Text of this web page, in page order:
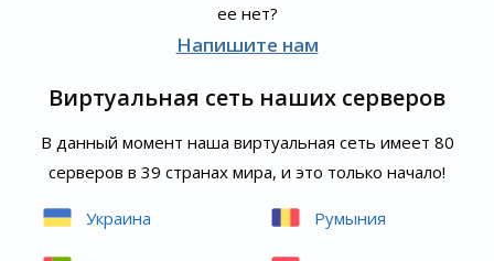
ее нет?
Напишите нам
Виртуальная сеть наших серверов
В данный момент наша виртуальная сеть имеет 80
серверов в 39 странах мира, и это только начало!
Украина Румыния